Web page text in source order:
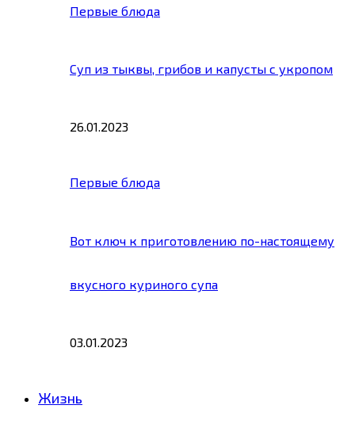
Первые блюда
Суп из тыквы, грибов и капусты с укропом
26.01.2023
Первые блюда
Вот ключ к приготовлению по-настоящему
вкусного куриного супа
03.01.2023
Жизнь